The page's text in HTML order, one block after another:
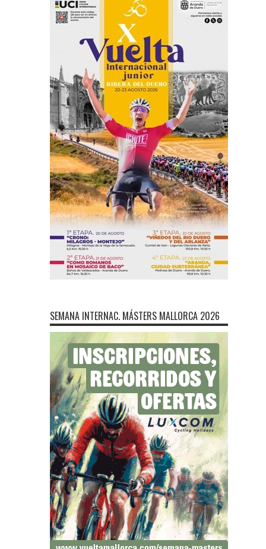
SEMANA INTERNAC. MÁSTERS MALLORCA 2026